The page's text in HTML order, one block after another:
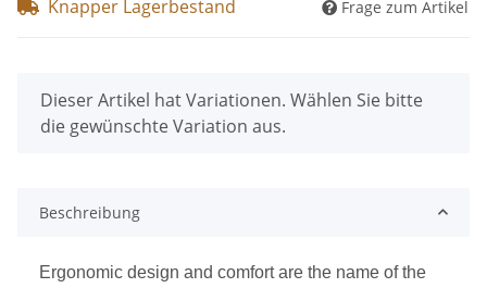
Knapper Lagerbestand Frage zum Artikel
x
Dieser Artikel hat Variationen. Wählen Sie bitte
die gewünschte Variation aus.
Beschreibung
Ergonomic design and comfort are the name of the